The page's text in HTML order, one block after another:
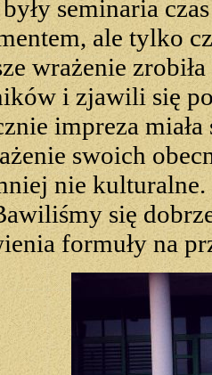
seminaria
ale tylko
wrażenie
i zjawili się
impreza
swoich
nie
się
formuły na